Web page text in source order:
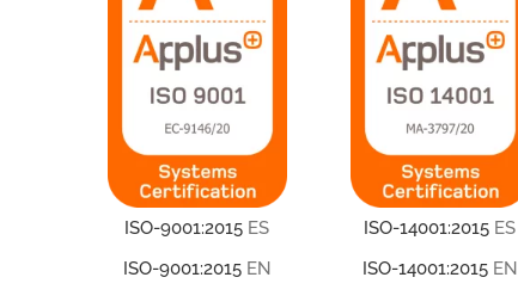
ISO-9001:2015 ES
ISO-9001:2015 EN
ISO-14001:2015 ES
ISO-14001:2015 EN